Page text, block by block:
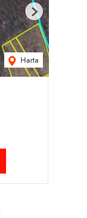
Harta
Next